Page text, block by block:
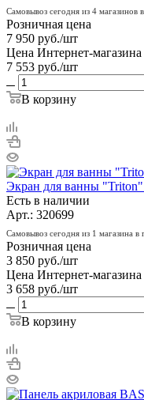
Самовывоз сегодня из 4 магазинов
Розничная цена
7 950 руб./шт
Цена Интернет-магазина
7 553 руб./шт
В корзину
Экран для ванны
Есть в наличии
Арт.: 320699
Самовывоз сегодня из 1 магазина в
Розничная цена
3 850 руб./шт
Цена Интернет-магазина
3 658 руб./шт
В корзину